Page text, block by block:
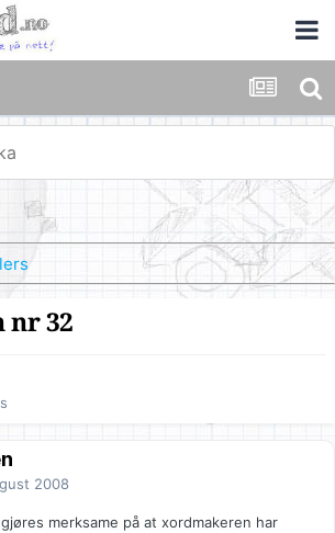
nr 32
2008
merksame på at xordmakeren har